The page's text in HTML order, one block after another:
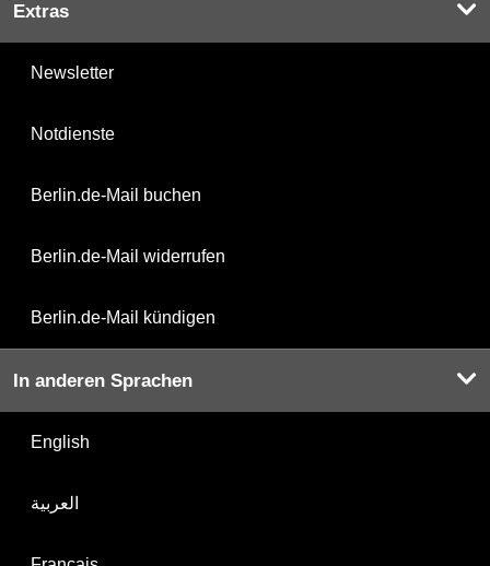
Extras
Newsletter
Notdienste
Berlin.de-Mail buchen
Berlin.de-Mail widerrufen
Berlin.de-Mail kündigen
In anderen Sprachen
English
العربية